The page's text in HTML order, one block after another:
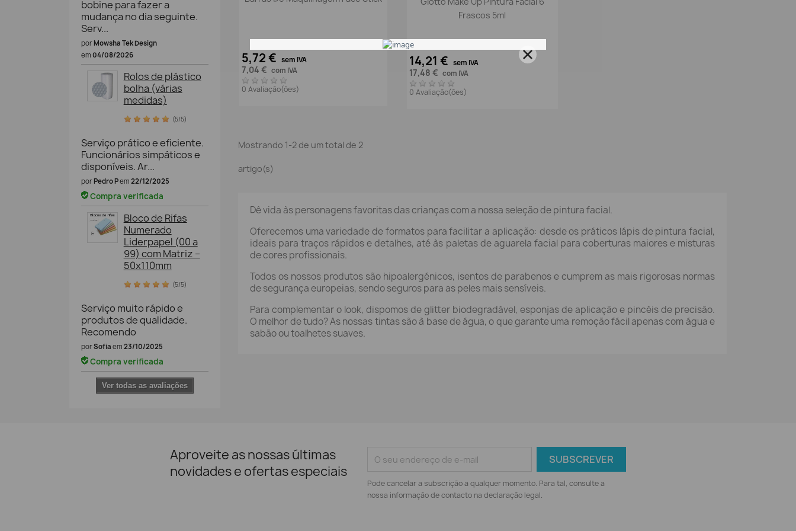
bobine para fazer a
mudança no dia seguinte.
Serv...
porMowsha Tek Design
em 04/08/2026
Rolos de plástico
bolha (várias
medidas)
(5/5)
Serviço prático e eficiente.
Funcionários simpáticos e
disponíveis. Ar...
porPedro Pem 22/12/2025
Compra verificada
Bloco de Rifas
Numerado
Liderpapel (00 a
99) com Matriz –
50x110mm
(5/5)
Serviço muito rápido e
produtos de qualidade.
Recomendo
porSofia em 23/10/2025
Compra verificada
Ver todas as avaliações
5,72 € sem IVA
7,04 € com IVA
0 Avaliação(ões)
Frascos 5ml
14,21 € sem IVA
17,48 € com IVA
0 Avaliação(ões)
Mostrando 1-2 de um total de 2
artigo(s)
Dê vida às personagens favoritas das crianças com a nossa seleção de pintura facial.
Oferecemos uma variedade de formatos para facilitar a aplicação: desde os práticos lápis de pintura facial,
ideais para traços rápidos e detalhes, até às paletas de aguarela facial para coberturas maiores e misturas
de cores profissionais.
Todos os nossos produtos são hipoalergénicos, isentos de parabenos e cumprem as mais rigorosas normas
de segurança europeias, sendo seguros para as peles mais sensíveis.
Para complementar o look, dispomos de glitter biodegradável, esponjas de aplicação e pincéis de precisão.
O melhor de tudo? As nossas tintas são à base de água, o que garante uma remoção fácil apenas com água e
sabão ou toalhetes suaves.
Aproveite as nossas últimas
novidades e ofertas especiais
Pode cancelar a subscrição a qualquer momento. Para tal, consulte a
nossa informação de contacto na declaração legal.